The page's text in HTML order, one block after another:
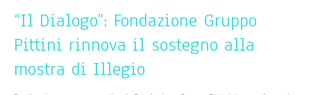
“Il Dialogo”: Fondazione Gruppo
Pittini rinnova il sostegno alla
mostra di Illegio